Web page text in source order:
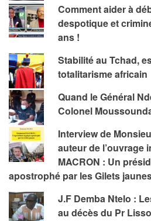
Comment aider à
despotique et
ans !
Stabilité au Tchad,
totalitarisme africain
Quand le Général
Colonel
Interview de
auteur de l’ouvrage
MACRON : Un
apostrophé par les Gilets
J.F Demba Ntelo :
au décès du Pr